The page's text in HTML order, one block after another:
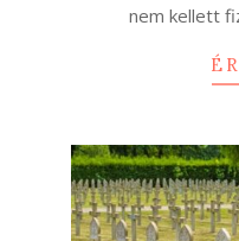
nem kellett